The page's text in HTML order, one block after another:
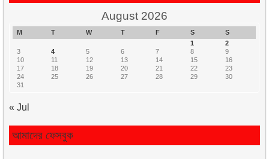
August 2026
M T W T F S
S
1
2
3
4 5 6 7 8
9
10
11 12 13 14 15
16
17
18 19 20 21 22
23
24
25 26 27 28 29
30
31
« Jul
আমাদের ফেসবুক